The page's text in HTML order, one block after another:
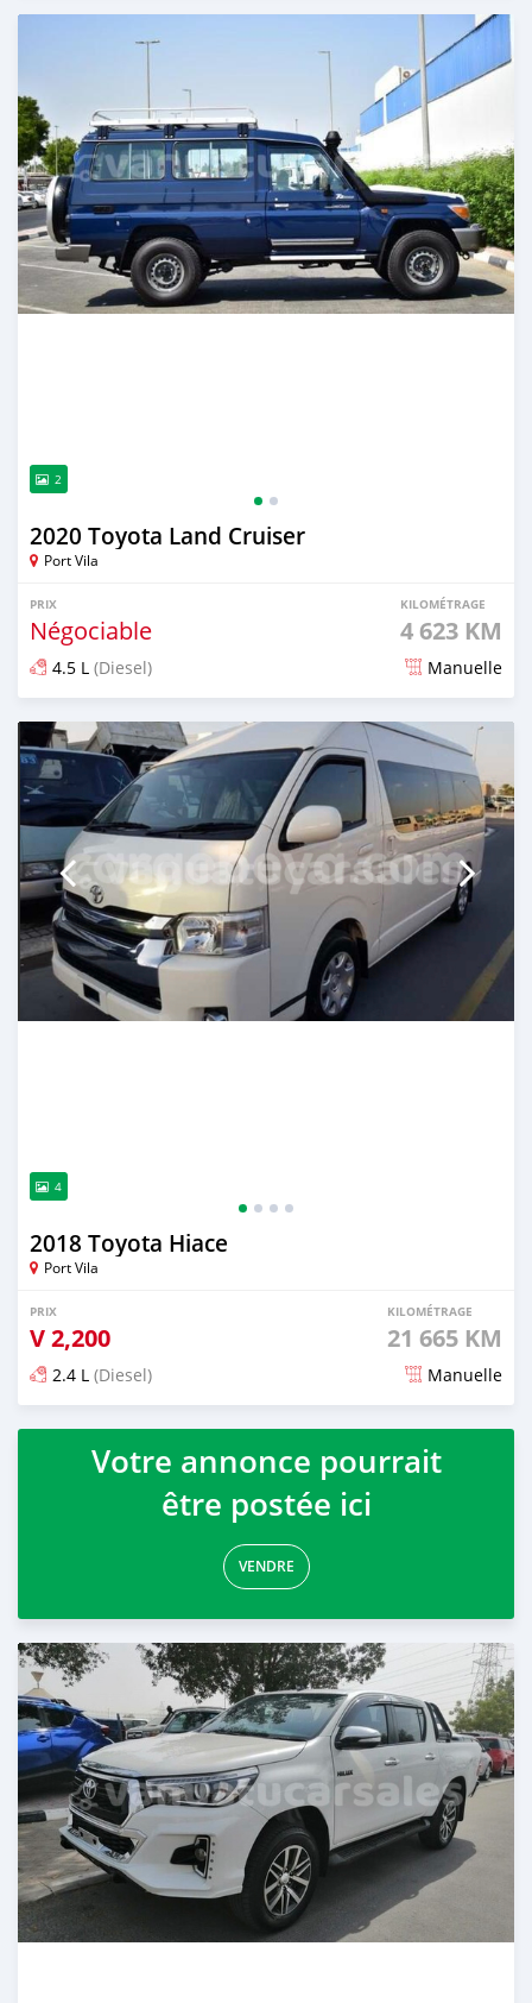
Publié il y a presque 4 ans
2
2020 Toyota Land Cruiser
Port Vila
PRIX
Négociable
KILOMÉTRAGE
4 623 KM
4.5 L (Diesel) Manuelle
Publié il y a presque 4 ans
4
2018 Toyota Hiace
Port Vila
PRIX
V2,200
KILOMÉTRAGE
21 665 KM
2.4 L (Diesel) Manuelle
Publié il y a plus de 4 ans
Votre annonce pourrait
être postée ici
VENDRE